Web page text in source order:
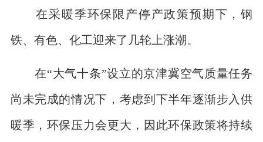
在采暖季环保限产停产政策预期下，钢
铁、有色、化工迎来了几轮上涨潮。
在“大气十条”设立的京津冀空气质量任务
尚未完成的情况下，考虑到下半年逐渐步入供
暖季，环保压力会更大，因此环保政策将持续